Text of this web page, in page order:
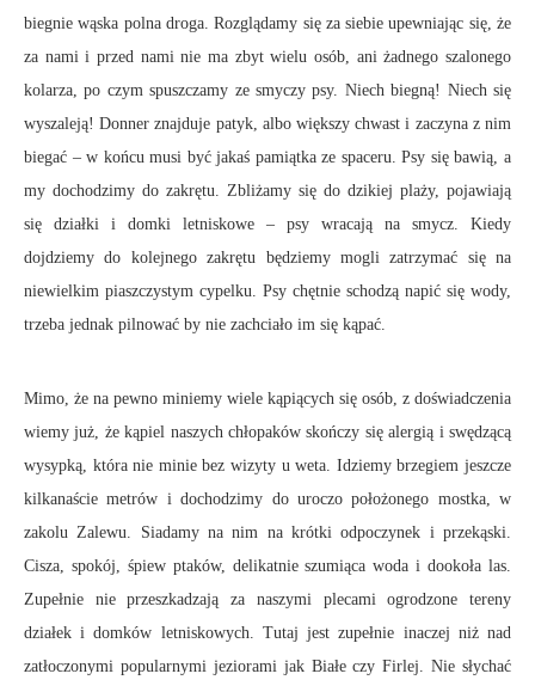
biegnie wąska polna droga. Rozglądamy się za siebie upewniając się, że
za nami i przed nami nie ma zbyt wielu osób, ani żadnego szalonego
kolarza, po czym spuszczamy ze smyczy psy. Niech biegną! Niech się
wyszaleją! Donner znajduje patyk, albo większy chwast i zaczyna z nim
biegać – w końcu musi być jakaś pamiątka ze spaceru. Psy się bawią, a
my dochodzimy do zakrętu. Zbliżamy się do dzikiej plaży, pojawiają
się działki i domki letniskowe – psy wracają na smycz. Kiedy
dojdziemy do kolejnego zakrętu będziemy mogli zatrzymać się na
niewielkim piaszczystym cypelku. Psy chętnie schodzą napić się wody,
trzeba jednak pilnować by nie zachciało im się kąpać.
Mimo, że na pewno miniemy wiele kąpiących się osób, z doświadczenia
wiemy już, że kąpiel naszych chłopaków skończy się alergią i swędzącą
wysypką, która nie minie bez wizyty u weta. Idziemy brzegiem jeszcze
kilkanaście metrów i dochodzimy do uroczo położonego mostka, w
zakolu Zalewu. Siadamy na nim na krótki odpoczynek i przekąski.
Cisza, spokój, śpiew ptaków, delikatnie szumiąca woda i dookoła las.
Zupełnie nie przeszkadzają za naszymi plecami ogrodzone tereny
działek i domków letniskowych. Tutaj jest zupełnie inaczej niż nad
zatłoczonymi popularnymi jeziorami jak Białe czy Firlej. Nie słychać